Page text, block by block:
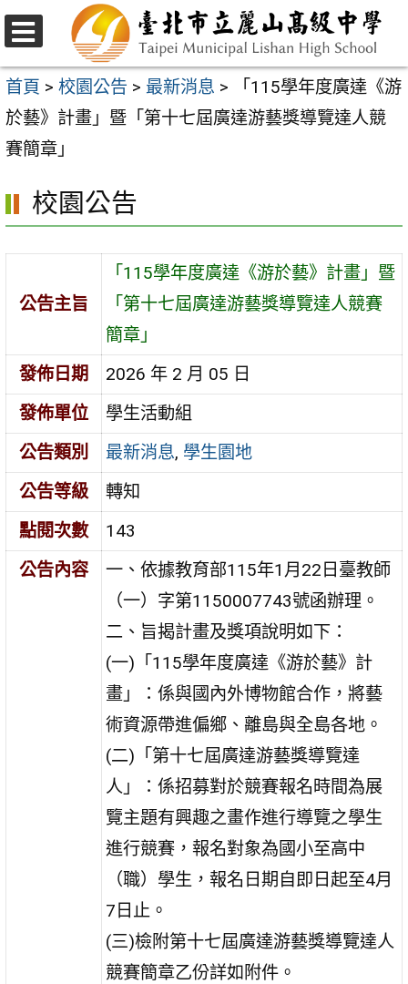
跳
至
主
要
內
區
選
單
首頁 > 校園公告 > 最新消息 >
「115學年度廣達《游
於藝》計畫」暨「第十七屆廣達游藝獎導覽達人競
賽簡章」
校園公告
公告主旨
「115學年度廣達《游於藝》計畫」暨
「第十七屆廣達游藝獎導覽達人競賽
簡章」
發佈日期
2026 年 2 月 05 日
發佈單位
學生活動組
公告類別
最新消息, 學生園地
公告等級
轉知
點閱次數
143
公告內容
一、依據教育部115年1月22日臺教師
（一）字第1150007743號函辦理。
二、旨揭計畫及獎項說明如下：
(一)「115學年度廣達《游於藝》計
畫」：係與國內外博物館合作，將藝
術資源帶進偏鄉、離島與全島各地。
(二)「第十七屆廣達游藝獎導覽達
人」：係招募對於競賽報名時間為展
覽主題有興趣之畫作進行導覽之學生
進行競賽，報名對象為國小至高中
（職）學生，報名日期自即日起至4月
7日止。
(三)檢附第十七屆廣達游藝獎導覽達人
競賽簡章乙份詳如附件。